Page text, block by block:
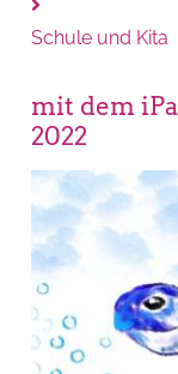
Schule und Kita
mit dem
2022